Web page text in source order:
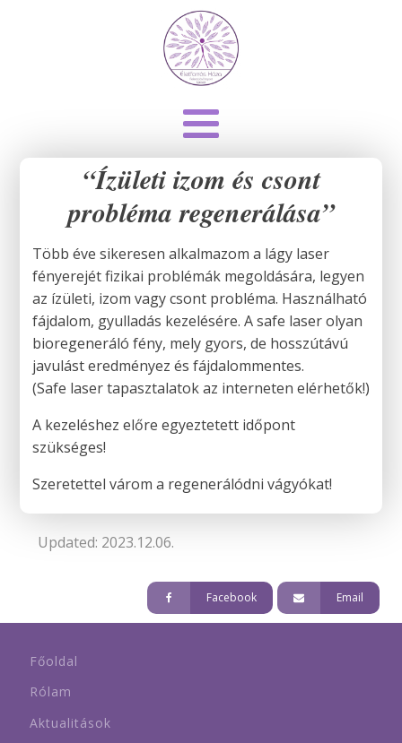
“Ízületi izom és csont
probléma regenerálása”
Több éve sikeresen alkalmazom a lágy laser
fényerejét fizikai problémák megoldására, legyen
az ízületi, izom vagy csont probléma. Használható
fájdalom, gyulladás kezelésére. A safe laser olyan
bioregeneráló fény, mely gyors, de hosszútávú
javulást eredményez és fájdalommentes.
(Safe laser tapasztalatok az interneten elérhetők!)
A kezeléshez előre egyeztetett időpont
szükséges!
Szeretettel várom a regenerálódni vágyókat!
Updated: 2023.12.06.
Facebook Email
Főoldal
Rólam
Aktualitások